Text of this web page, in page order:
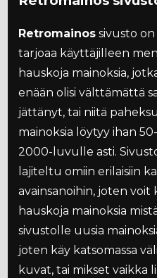
Retromainos sivusto
tarjoaa käyttäjilleen
hauskoja mainoksia,
enään olisi välttämättä
jättänyt, tai niitä
mainoksia löytyy ihan
2000-luvulle asti.
lajiteltu omiin erilaisiin
avainsanoihin, joten voit
hauskoja mainoksia
sivustolle uusia
joten käy katsomassa
kuvat, tai mikset vaikka